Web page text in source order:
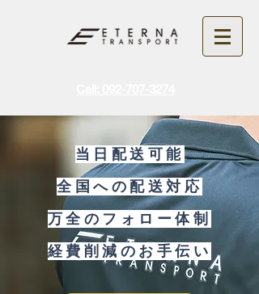
​当日配送可能
全国への配送対応​
万全のフォロー体制
​経費削減のお手伝い